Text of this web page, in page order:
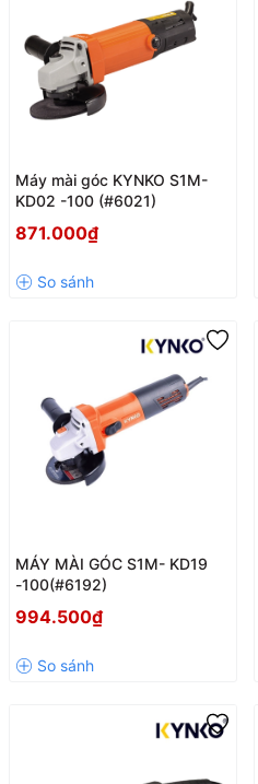
Máy mài góc KYNKO S1M-
KD02 -100 (#6021)
871.000₫
MÁY MÀI GÓC S1M- KD19
-100(#6192)
994.500₫